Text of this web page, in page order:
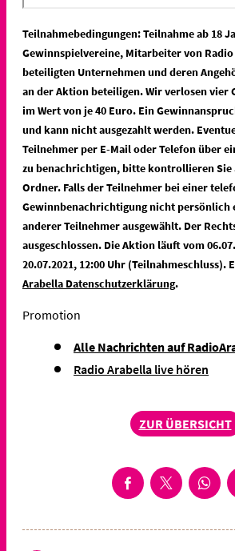
Teilnahmebedingungen: Teilnahme ab 18
Gewinnspielvereine, Mitarbeiter von
beteiligten Unternehmen und deren
an der Aktion beteiligen. Wir verlosen vier
im Wert von je 40 Euro. Ein
und kann nicht ausgezahlt werden.
Teilnehmer per E-Mail oder Telefon über
zu benachrichtigen, bitte kontrollieren Sie
Ordner. Falls der Teilnehmer bei einer
Gewinnbenachrichtigung nicht
anderer Teilnehmer ausgewählt. Der
ausgeschlossen. Die Aktion läuft vom
20.07.2021, 12:00 Uhr (Teilnahmeschluss).
Arabella Datenschutzerklärung.
Promotion
Alle Nachrichten auf
Radio Arabella live hören
ZUR ÜBERSICHT